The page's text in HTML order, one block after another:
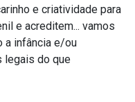
e criatividade para
e acreditem... vamos
a infância e/ou
legais do que